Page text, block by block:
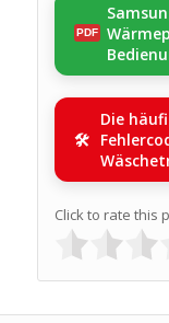
Die
Click to rate this